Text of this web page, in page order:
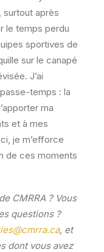
surtout après
le temps perdu
sportives de
sur le canapé
J’ai
temps : la
ma
et à mes
je m’efforce
de ces moments
CMRRA ? Vous
questions ?
, et
dont vous avez